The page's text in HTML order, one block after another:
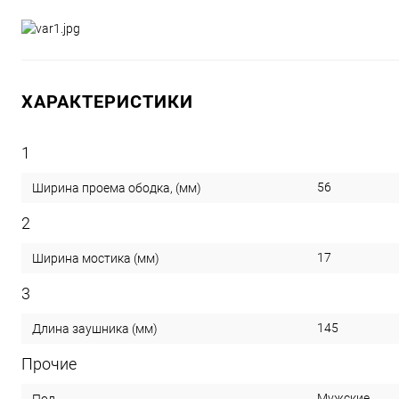
ХАРАКТЕРИСТИКИ
1
Ширина проема ободка, (мм) 56
2
Ширина мостика (мм) 17
3
Длина заушника (мм) 145
Прочие